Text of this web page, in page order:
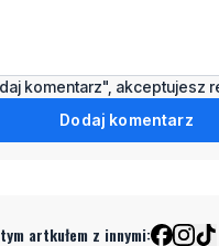
komentarz", akceptujesz
Dodaj komentarz
artkułem z innymi: